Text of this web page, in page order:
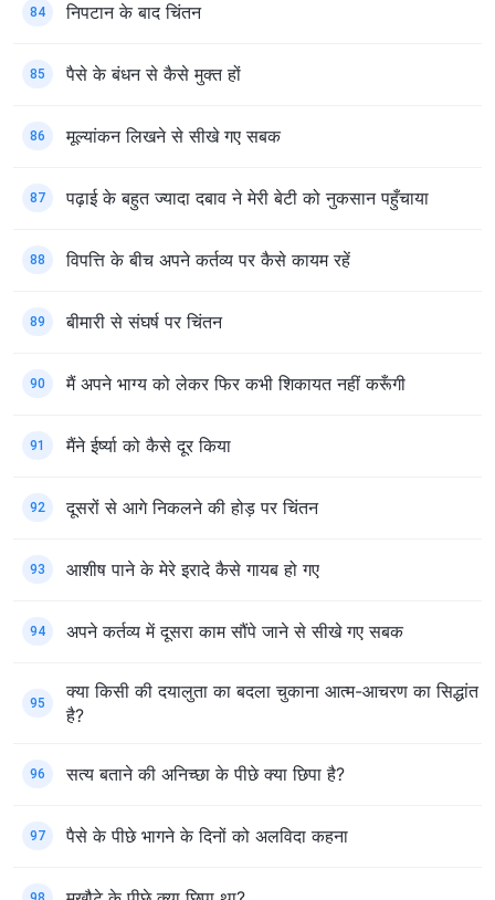
84 निपटान के बाद चिंतन
85 पैसे के बंधन से कैसे मुक्त हों
86 मूल्यांकन लिखने से सीखे गए सबक
87 पढ़ाई के बहुत ज्यादा दबाव ने मेरी बेटी को नुकसान पहुँचाया
88 विपत्ति के बीच अपने कर्तव्य पर कैसे कायम रहें
89 बीमारी से संघर्ष पर चिंतन
90 मैं अपने भाग्य को लेकर फिर कभी शिकायत नहीं करूँगी
91 मैंने ईर्ष्या को कैसे दूर किया
92 दूसरों से आगे निकलने की होड़ पर चिंतन
93 आशीष पाने के मेरे इरादे कैसे गायब हो गए
94 अपने कर्तव्य में दूसरा काम सौंपे जाने से सीखे गए सबक
95
क्या किसी की दयालुता का बदला चुकाना आत्म-आचरण का सिद्धांत
है?
96 सत्य बताने की अनिच्छा के पीछे क्या छिपा है?
97 पैसे के पीछे भागने के दिनों को अलविदा कहना